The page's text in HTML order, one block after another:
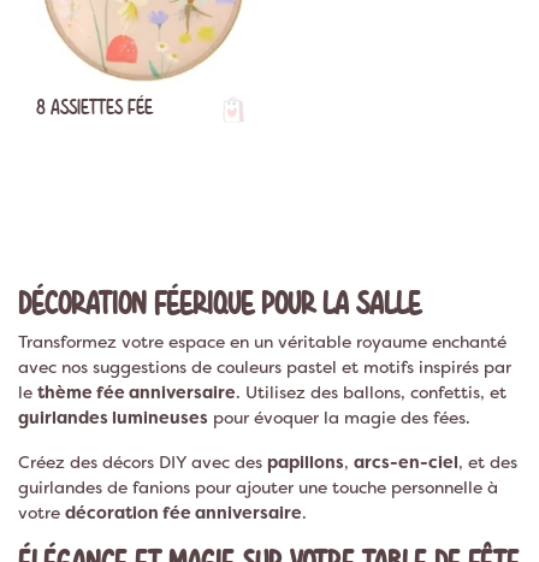
8 ASSIETTES FÉE
DÉCORATION FÉERIQUE POUR LA SALLE
Transformez votre espace en un véritable royaume enchanté
avec nos suggestions de couleurs pastel et motifs inspirés par
le thème fée anniversaire. Utilisez des ballons, confettis, et
guirlandes lumineuses pour évoquer la magie des fées.
Créez des décors DIY avec des papillons, arcs-en-ciel, et des
guirlandes de fanions pour ajouter une touche personnelle à
votre décoration fée anniversaire.